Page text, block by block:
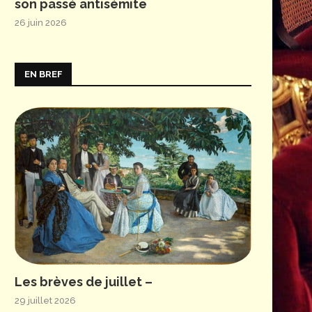
son passé antisémite
26 juin 2026
EN BREF
Les brèves de juillet –
29 juillet 2026